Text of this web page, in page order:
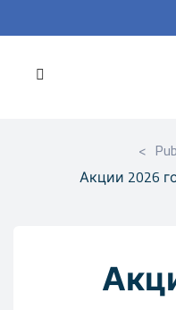
>
Акции 2026